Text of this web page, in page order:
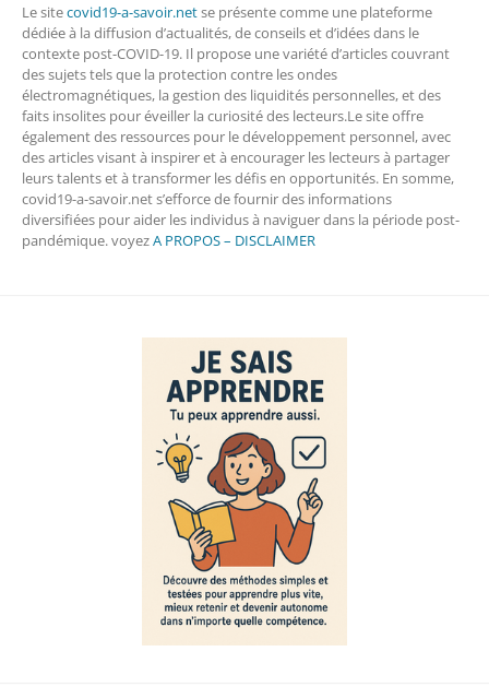
Le sitecovid19-a-savoir.netse présente comme une plateforme
dédiée à la diffusion d’actualités, de conseils et d’idées dans le
contexte post-COVID-19. Il propose une variété d’articles couvrant
des sujets tels que la protection contre les ondes
électromagnétiques, la gestion des liquidités personnelles, et des
faits insolites pour éveiller la curiosité des lecteurs.Le site offre
également des ressources pour le développement personnel, avec
des articles visant à inspirer et à encourager les lecteurs à partager
leurs talents et à transformer les défis en opportunités. En somme,
covid19-a-savoir.net s’efforce de fournir des informations
diversifiées pour aider les individus à naviguer dans la période post-
pandémique. voyezA PROPOS – DISCLAIMER